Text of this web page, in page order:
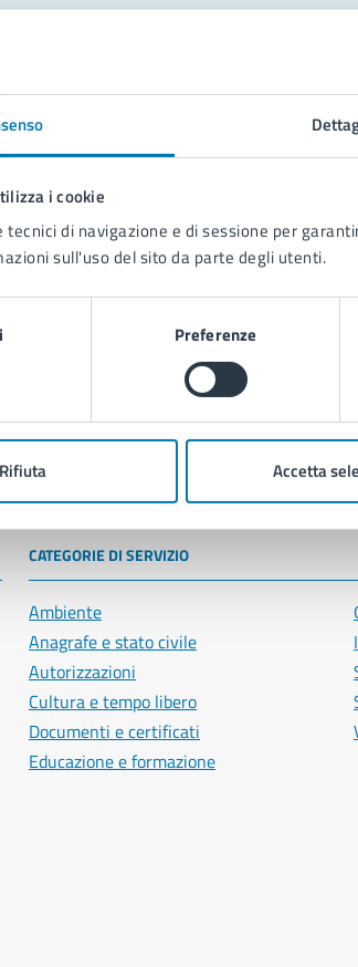
i cookie
tecnici di navigazione e di sessione per
sull'uso del sito da parte degli utenti.
Preferenze
Rifiuta Accetta
Problemi in città
Segnala disservizio
di Napoli
CATEGORIE DI SERVIZIO
Ambiente
Anagrafe e stato civile
Autorizzazioni
Cultura e tempo libero
Documenti e certificati
Educazione e formazione